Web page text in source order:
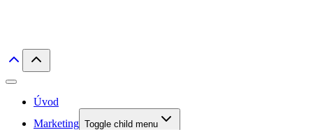
Úvod
Marketing Toggle child menu